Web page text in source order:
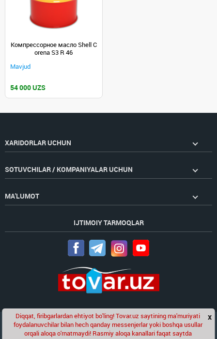
Компрессорное масло Shell C
orena S3 R 46
Mavjud
54 000 UZS
XARIDORLAR UCHUN
SOTUVCHILAR / KOMPANIYALAR UCHUN
MA'LUMOT
IJTIMOIY TARMOQLAR
Golden Pageskompaniyasining loyihasi
Chat x
Diqqat, firibgarlardan ehtiyot bo'ling! Tovar.uz saytining ma'muriyati
foydalanuvchilar bilan hech qanday messenjerlar yoki boshqa usullar
orqali aloqa o'rnatmaydi! Rasmiy aloqa kanallari faqat saytda